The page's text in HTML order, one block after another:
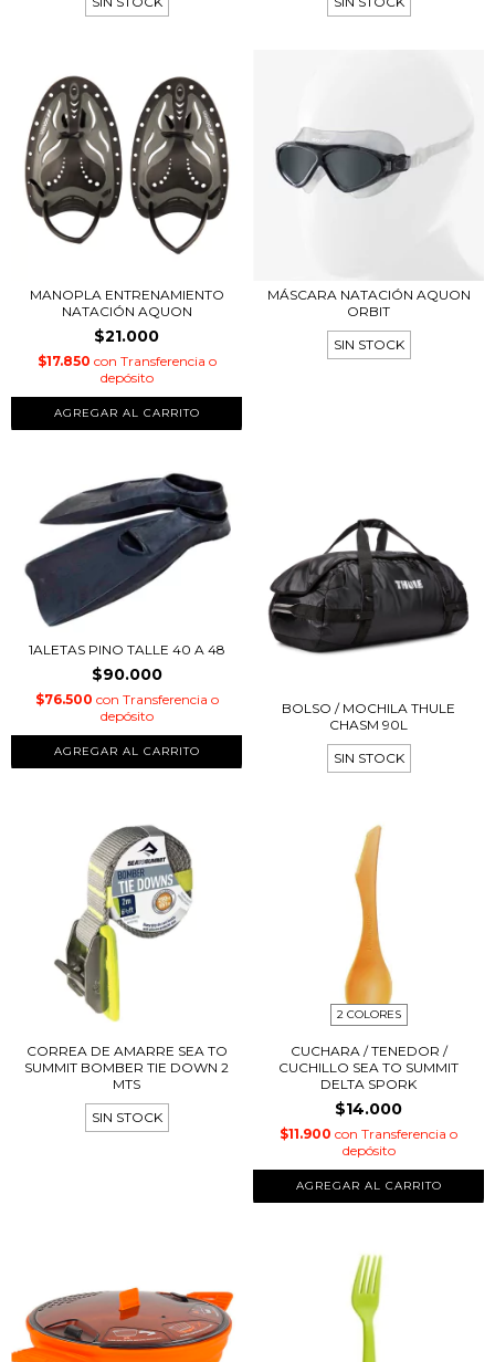
MANOPLA ENTRENAMIENTO
NATACIÓN AQUON
$21.000
$17.850 con Transferencia o
depósito
MÁSCARA NATACIÓN AQUON
ORBIT
SIN STOCK
1ALETAS PINO TALLE 40 A 48
$90.000
$76.500 con Transferencia o
depósito
AGREGAR AL CARRITO
BOLSO / MOCHILA THULE
CHASM 90L
SIN STOCK
CORREA DE AMARRE SEA TO
SUMMIT BOMBER TIE DOWN 2
MTS
SIN STOCK
2 COLORES
CUCHARA / TENEDOR /
CUCHILLO SEA TO SUMMIT
DELTA SPORK
$14.000
$11.900 con Transferencia o
depósito
AGREGAR AL CARRITO